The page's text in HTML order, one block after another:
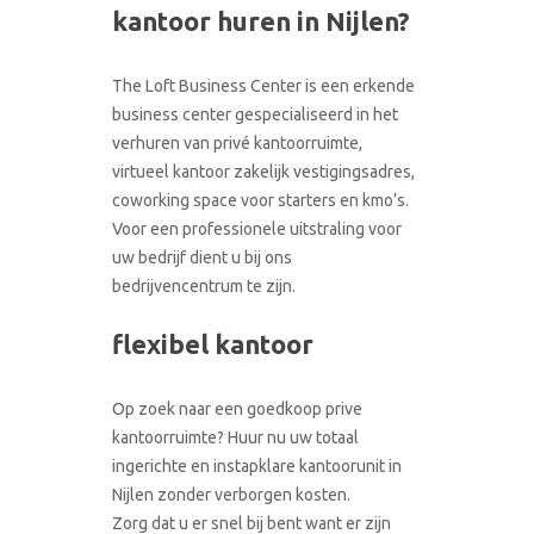
CONTACT
kantoor huren in Nijlen?
The Loft Business Center is een erkende
business center gespecialiseerd in het
verhuren van privé kantoorruimte,
virtueel kantoor zakelijk vestigingsadres,
coworking space voor starters en kmo’s.
Voor een professionele uitstraling voor
uw bedrijf dient u bij ons
bedrijvencentrum te zijn.
flexibel kantoor
Op zoek naar een goedkoop prive
kantoorruimte? Huur nu uw totaal
ingerichte en instapklare kantoorunit in
Nijlen zonder verborgen kosten.
Zorg dat u er snel bij bent want er zijn